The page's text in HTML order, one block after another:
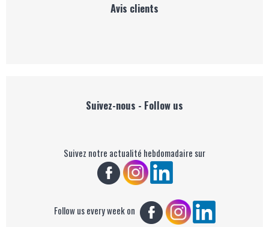
Avis clients
Suivez-nous - Follow us
Suivez notre actualité hebdomadaire sur
Follow us every week on